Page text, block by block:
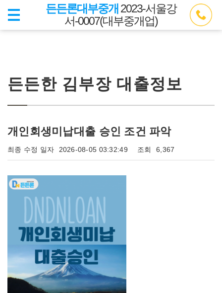
든든론대부중개 2023-서울강
서-0007(대부중개업)
든든한 김부장 대출정보
개인회생미납대출 승인 조건 파악
최종 수정 일자 2026-08-05 03:32:49 조회 6,367